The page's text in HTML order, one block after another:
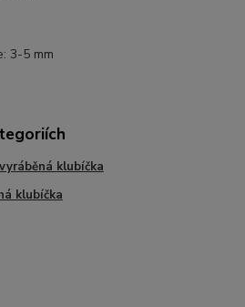
3-5 mm
klubíčka
klubíčka